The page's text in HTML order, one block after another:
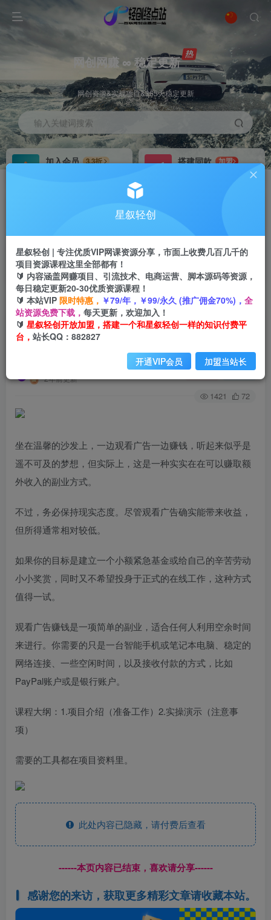
网创网赚 ∞ 稳定更新
网创资源&实战项目&365天稳定更新
输入关键词搜索
加入会员
3.3折
搭建同款
加盟
首页 创业课程 会员专属 正文
（9678期）Google看广告撸美金，3分钟到账2.5
美金，发帖拉新5美金，多号操作，日入…
2年前更新
关注 私信
1421 72
坐在温馨的沙发上，一边观看广告一边赚钱，听起来似乎是
遥不可及的梦想，但实际上，这是一种实实在在可以赚取额
外收入的副业方式。
不过，务必保持现实态度。尽管观看广告确实能带来收益，
但所得通常相对较低。
如果你的目标是建立一个小额紧急基金或给自己的辛苦劳动
小小奖赏，同时又不希望投身于正式的在线工作，这种方式
值得一试。
观看广告赚钱是一项简单的副业，适合任何人利用空余时间
来进行。你需要的只是一台智能手机或笔记本电脑、稳定的
网络连接、一些空闲时间，以及接收付款的方式，比如
PayPal账户或是银行账户。
课程大纲：1.项目介绍（准备工作）2.实操演示（注意事
项）
需要的工具都在项目资料里。
此处内容已隐藏，请付费后查看
------本页内容已结束，喜欢请分享------
感谢您的来访，获取更多精彩文章请收藏本站。
星叙轻创
星叙轻创 | 专注优质VIP网课资源分享，市面上收费几百几千的
项目资源课程这里全部都有！
🔰 内容涵盖网赚项目、引流技术、电商运营、脚本源码等资源，
每日稳定更新20-30优质资源课程！
🔰 本站VIP 限时特惠， ￥79/年，￥99/永久 (推广佣金70%)， 全
站资源免费下载， 每天更新，欢迎加入！
🔰 星叙轻创开放加盟，搭建一个和星叙轻创一样的知识付费平
台， 站长QQ：882827
开通VIP会员 加盟当站长